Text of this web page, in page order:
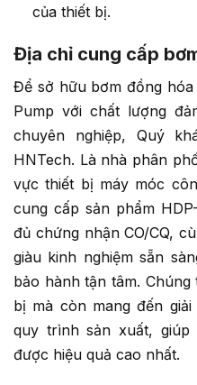
của thiết bị.
Địa chỉ cung cấp
Để sở hữu bơm đồng
Pump với chất lượng
chuyên nghiệp, Quý
HNTech. Là nhà phân
vực thiết bị máy móc
cung cấp sản phẩm
đủ chứng nhận CO/CQ,
giàu kinh nghiệm sẵn
bảo hành tận tâm.
bị mà còn mang đến
quy trình sản xuất, giúp
được hiệu quả cao nhất.